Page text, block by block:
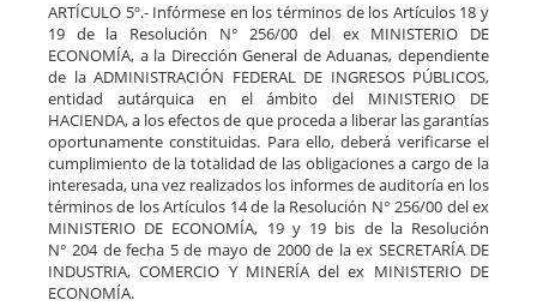
ARTÍCULO 5º.- Infórmese en los términos de los Artículos 18 y
19 de la Resolución N° 256/00 del ex MINISTERIO DE
ECONOMÍA, a la Dirección General de Aduanas, dependiente
de la ADMINISTRACIÓN FEDERAL DE INGRESOS PÚBLICOS,
entidad autárquica en el ámbito del MINISTERIO DE
HACIENDA, a los efectos de que proceda a liberar las garantías
oportunamente constituidas. Para ello, deberá verificarse el
cumplimiento de la totalidad de las obligaciones a cargo de la
interesada, una vez realizados los informes de auditoría en los
términos de los Artículos 14 de la Resolución N° 256/00 del ex
MINISTERIO DE ECONOMÍA, 19 y 19 bis de la Resolución
N° 204 de fecha 5 de mayo de 2000 de la ex SECRETARÍA DE
INDUSTRIA, COMERCIO Y MINERÍA del ex MINISTERIO DE
ECONOMÍA.